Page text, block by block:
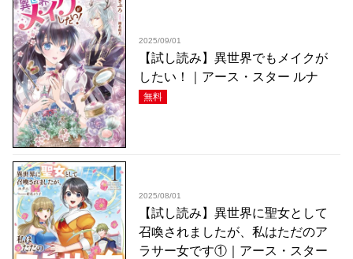
2025/09/01
【試し読み】異世界でもメイクが
したい！｜アース・スター ルナ
無料
2025/08/01
【試し読み】異世界に聖女として
召喚されましたが、私はただのア
ラサー女です①｜アース・スター